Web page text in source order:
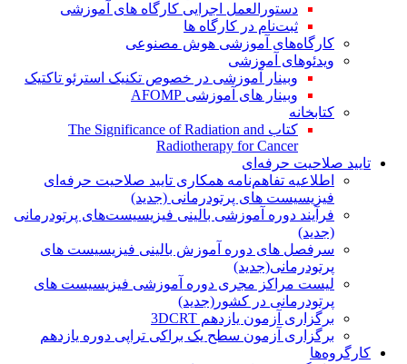
دستورالعمل اجرایی کارگاه های آموزشی
ثبت‌نام در کارگاه ها
کارگاه‌های آموزشی هوش مصنوعی
ویدئوهای آموزشی
وبینار آموزشی در خصوص تکنیک استرئو تاکتیک
وبینار های آموزشی AFOMP
کتابخانه
کتاب The Significance of Radiation and
Radiotherapy for Cancer
تایید صلاحیت حرفه‌ای
اطلاعیه تفاهم‌نامه همکاری تایید صلاحیت حرفه‌ای
فیزیسیست های پرتودرمانی (جدید)
فرآیند دوره آموزشی بالینی فیزیسیست‌های پرتودرمانی
(جدید)
سرفصل های دوره آموزش بالینی فیزیسیست های
پرتودرمانی(جدید)
لیست مراکز مجری دوره آموزشی فیزیسیست های
پرتودرمانی در کشور(جدید)
برگزاری آزمون یازدهم 3DCRT
برگزاری آزمون سطح یک براکی تراپی دوره یازدهم
کارگروه‌ها